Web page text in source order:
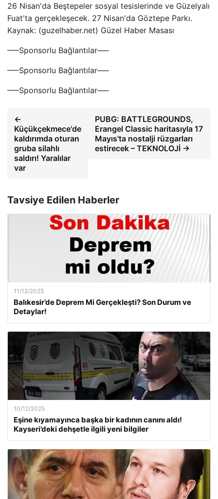
26 Nisan'da Beştepeler sosyal tesislerinde ve Güzelyalı
Fuat'ta gerçekleşecek. 27 Nisan'da Göztepe Parkı.
Kaynak: (guzelhaber.net) Güzel Haber Masası
—–Sponsorlu Bağlantılar—–
—–Sponsorlu Bağlantılar—–
—–Sponsorlu Bağlantılar—–
←
Küçükçekmece'de
kaldırımda oturan
gruba silahlı
saldırı! Yaralılar
var
PUBG: BATTLEGROUNDS,
Erangel Classic haritasıyla 17
Mayıs'ta nostalji rüzgarları
estirecek – TEKNOLOJİ →
Tavsiye Edilen Haberler
11/12/2025
Balıkesir’de Deprem Mi Gerçekleşti? Son Durum ve
Detaylar!
10/12/2025
Eşine kıyamayınca başka bir kadının canını aldı!
Kayseri’deki dehşetle ilgili yeni bilgiler